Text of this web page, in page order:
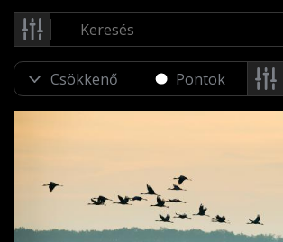
Pontok